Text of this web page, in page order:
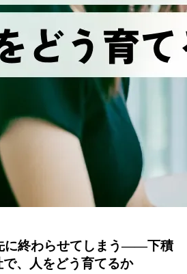
に終わらせてしまう——下積
、人をどう育てるか